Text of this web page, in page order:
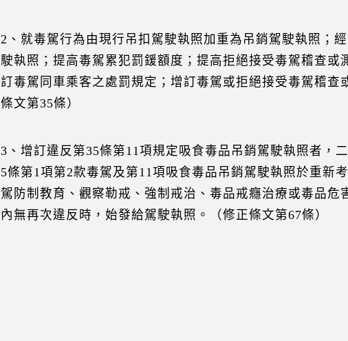
2、就毒駕行為由現行吊扣駕駛執照加重為吊銷駕駛執照；
駛執照；提高毒駕累犯罰鍰額度；提高拒絕接受毒駕稽查或
訂毒駕同車乘客之處罰規定；增訂毒駕或拒絕接受毒駕稽查
條文第35條）
3、增訂違反第35條第11項規定吸食毒品吊銷駕駛執照者，
5條第1項第2款毒駕及第11項吸食毒品吊銷駕駛執照於重新
駕防制教育、觀察勒戒、強制戒治、毒品戒癮治療或毒品危
內無再次違反時，始發給駕駛執照。（修正條文第67條）